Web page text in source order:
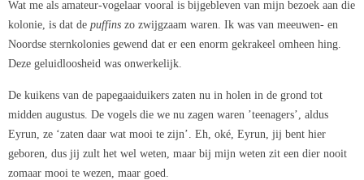
Wat me als amateur-vogelaar vooral is bijgebleven van mijn bezoek aan die
kolonie, is dat de puffins zo zwijgzaam waren. Ik was van meeuwen- en
Noordse sternkolonies gewend dat er een enorm gekrakeel omheen hing.
Deze geluidloosheid was onwerkelijk.
De kuikens van de papegaaiduikers zaten nu in holen in de grond tot
midden augustus. De vogels die we nu zagen waren ’teenagers’, aldus
Eyrun, ze ‘zaten daar wat mooi te zijn’. Eh, oké, Eyrun, jij bent hier
geboren, dus jij zult het wel weten, maar bij mijn weten zit een dier nooit
zomaar mooi te wezen, maar goed.